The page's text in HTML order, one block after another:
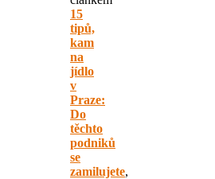
15
tipů,
kam
na
jídlo
v
Praze:
Do
těchto
podniků
se
zamilujete,